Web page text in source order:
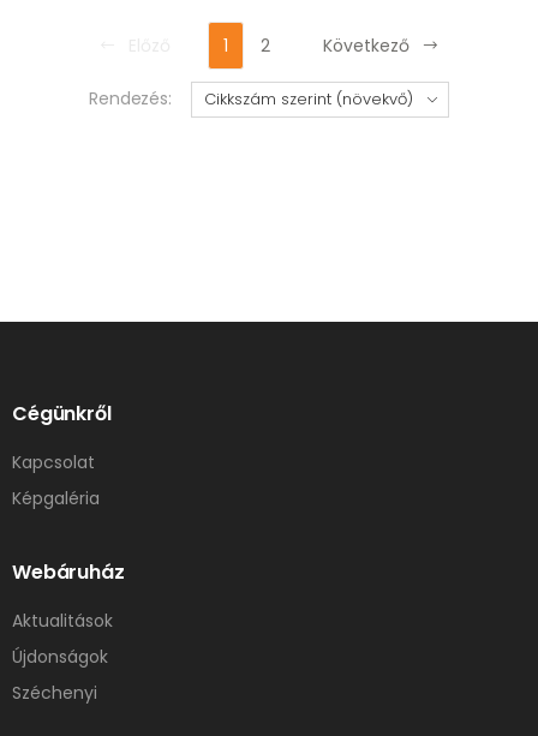
1 2 Következő
Rendezés:
Cégünkről
Kapcsolat
Képgaléria
Webáruház
Aktualitások
Újdonságok
Széchenyi